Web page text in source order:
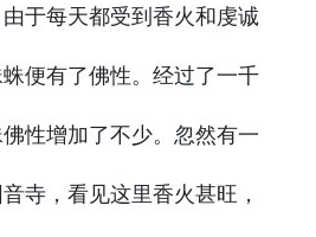
于每天都受到香火和虔诚
便有了佛性。经过了一千
性增加了不少。忽然有一
寺，看见这里香火甚旺，